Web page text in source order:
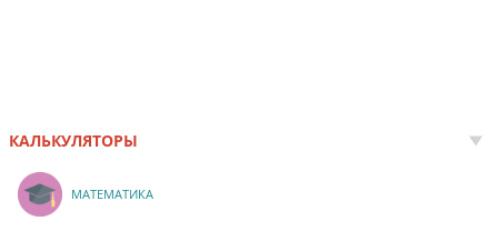
КАЛЬКУЛЯТОРЫ
МАТЕМАТИКА